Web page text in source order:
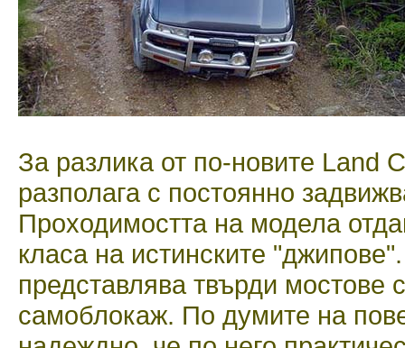
За разлика от по-новите Land
разполага с постоянно
Проходимостта на модела
класа на истинските
представлява твърди мостове
самоблокаж. По думите на